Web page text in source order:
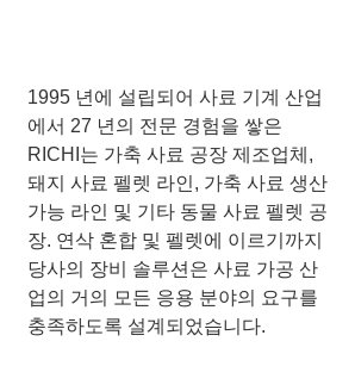
1995 년에 설립되어 사료 기계 산업
에서 27 년의 전문 경험을 쌓은
RICHI는 가축 사료 공장 제조업체,
돼지 사료 펠렛 라인, 가축 사료 생산
가능 라인 및 기타 동물 사료 펠렛 공
장. 연삭 혼합 및 펠렛에 이르기까지
당사의 장비 솔루션은 사료 가공 산
업의 거의 모든 응용 분야의 요구를
충족하도록 설계되었습니다.